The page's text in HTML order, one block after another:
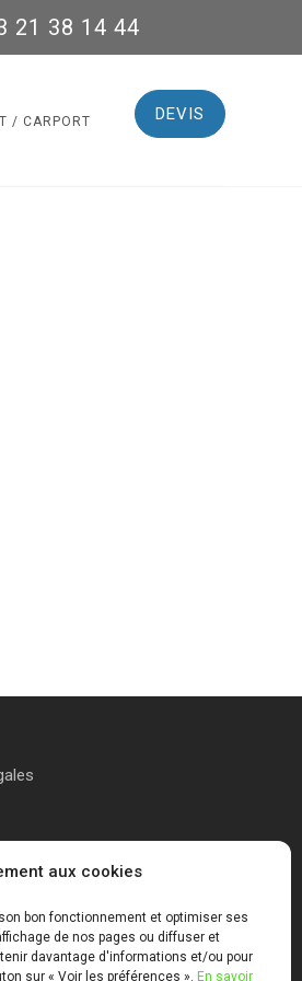
aux cookies
bon fonctionnement et optimiser ses
de nos pages ou diffuser et
davantage d'informations et/ou pour
sur « Voir les préférences ». En savoir
21 38 14 44
DEVIS
/ CARPORT